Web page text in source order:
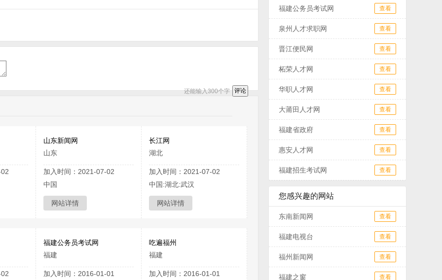
还能输入300个字
山东新闻网
山东
加入时间：2021-07-02
中国
网站详情
长江网
湖北
加入时间：2021-07-02
中国:湖北:武汉
网站详情
福建公务员考试网
福建
加入时间：2016-01-01
吃遍福州
福建
加入时间：2016-01-01
福建公务员考试网 查看
泉州人才求职网 查看
晋江便民网 查看
柘荣人才网 查看
华职人才网 查看
大莆田人才网 查看
福建省政府 查看
惠安人才网 查看
福建招生考试网 查看
您感兴趣的网站
东南新闻网 查看
福建电视台 查看
福州新闻网 查看
福建之窗 查看